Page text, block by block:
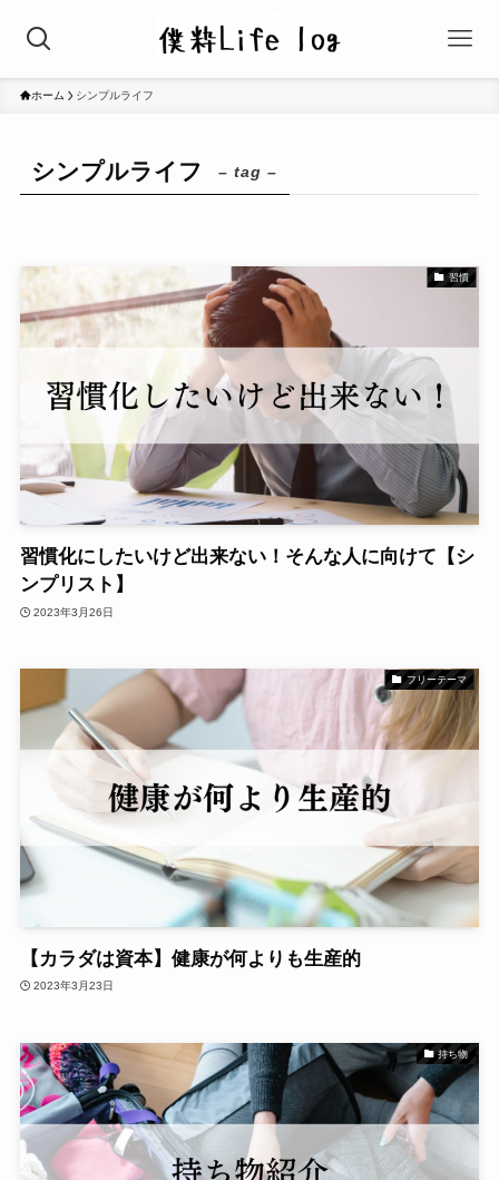
ホーム シンプルライフ
シンプルライフ – tag –
習慣
習慣化にしたいけど出来ない！そんな人に向けて【シ
ンプリスト】
2023年3月26日
フリーテーマ
【カラダは資本】健康が何よりも生産的
2023年3月23日
持ち物